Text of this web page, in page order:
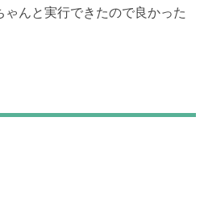
んと実行できたので良かった